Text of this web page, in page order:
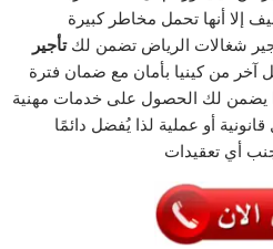
إلا أنها تحمل مخاطر كبيرة
شغالات الرياض تضمن لكتأجير
آخر من كينيا بأمان مع ضمان فترة
يضمن لك الحصول على خدمات مهنية
أو عملية لذا يُفضل دائمًا
أي تعقيدات